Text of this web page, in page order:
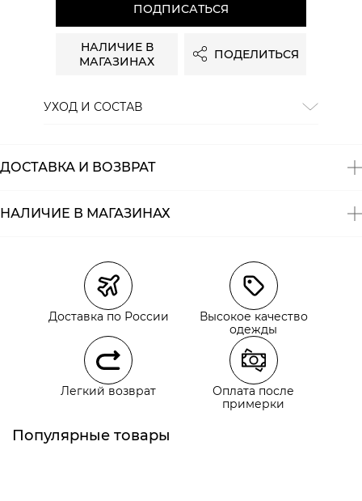
ПОДПИСАТЬСЯ
НАЛИЧИЕ В
МАГАЗИНАХ
ПОДЕЛИТЬСЯ
УХОД И СОСТАВ
ДОСТАВКА И ВОЗВРАТ
Курьерская доставка СДЭК
Самовывоз из пункта выдачи СДЭК
Самовывоз из наших магазинов
Курьерская доставка СДЭК
Самовывоз из пункта выдачи СДЭК
НАЛИЧИЕ В МАГАЗИНАХ
Доставка по России
Высокое качество
одежды
Легкий возврат
Оплата после
примерки
Популярные товары